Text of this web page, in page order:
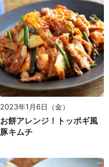
2023年1月6日（金）
お餅アレンジ！トッポギ風
豚キムチ